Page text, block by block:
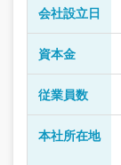
会社設立日
資本金
従業員数
本社所在地